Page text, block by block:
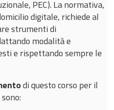
PEC). La normativa,
digitale, richiede al
strumenti di
modalità e
e rispettando sempre le
di questo corso per il